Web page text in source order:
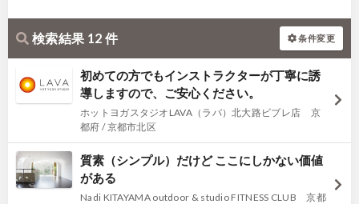
検索結果 12 件 条件変更
初めての方でもインストラクターが丁寧に誘
導しますので、ご安心ください。
ホットヨガスタジオLAVA（ラバ）北大路ビブレ店 京
都府 / 京都市北区
質素（シンプル）だけど ここにしかない価値
がある
Nadi KITAYAMA outdoor & studio FITNESS CLUB 京都